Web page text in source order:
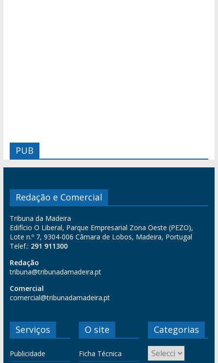
PUB
Redação e Comercial
Tribuna da Madeira
Edifício O Liberal, Parque Empresarial Zona Oeste (PEZO),
Lote n.º 7, 9304-006 Câmara de Lobos, Madeira, Portugal
Telef.: 291 911300
Redação
tribuna@tribunadamadeira.pt
Comercial
comercial@tribunadamadeira.pt
Serviços
Publicidade
O site
Ficha Técnica
Categorias